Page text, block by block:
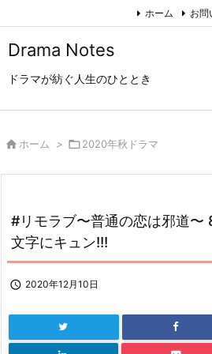
Drama Notes
ドラマが紡ぐ人生のひととき
ホーム お問
 ホーム > 2020年秋ドラマ
#リモラブ〜普通の恋は邪道〜
文字にキュン!!!
 2020年12月10日